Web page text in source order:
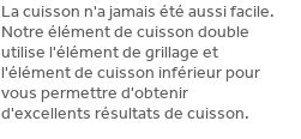
La cuisson n'a jamais été aussi facile.
Notre élément de cuisson double
utilise l'élément de grillage et
l'élément de cuisson inférieur pour
vous permettre d'obtenir
d'excellents résultats de cuisson.